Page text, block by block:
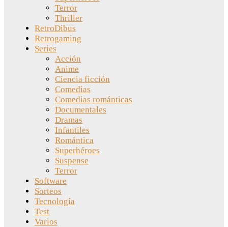
Terror
Thriller
RetroDibus
Retrogaming
Series
Acción
Anime
Ciencia ficción
Comedias
Comedias románticas
Documentales
Dramas
Infantiles
Romántica
Superhéroes
Suspense
Terror
Software
Sorteos
Tecnología
Test
Varios